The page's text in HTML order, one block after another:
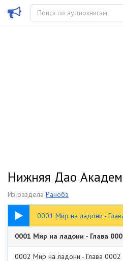
Нижняя Дао
Из раздела Ранобэ
0001 Мир на ладони -
19:24
0001 Мир на ладони - Глава
0002 Мир на ладони - Глава 0002